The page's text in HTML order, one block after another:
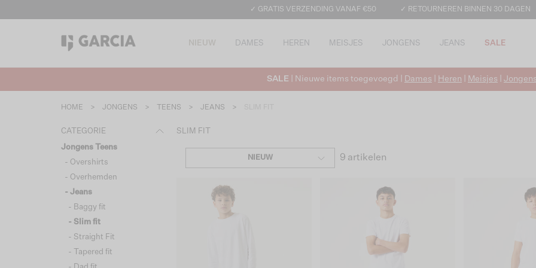
✓ GRATIS VERZENDING VANAF €50 ✓ RETOURNEREN BINNEN 30 DAGEN
NIEUW DAMES HEREN MEISJES JONGENS JEANS SALE
SALE | Nieuwe items toegevoegd | Dames Heren Meisjes
HOME > JONGENS > TEENS > JEANS >
CATEGORIE
Jongens Teens
- Overshirts
- Overhemden
- Jeans
- Baggy fit
- Slim fit
- Straight Fit
- Tapered fit
SLIM FIT
NIEUW 9 artikelen